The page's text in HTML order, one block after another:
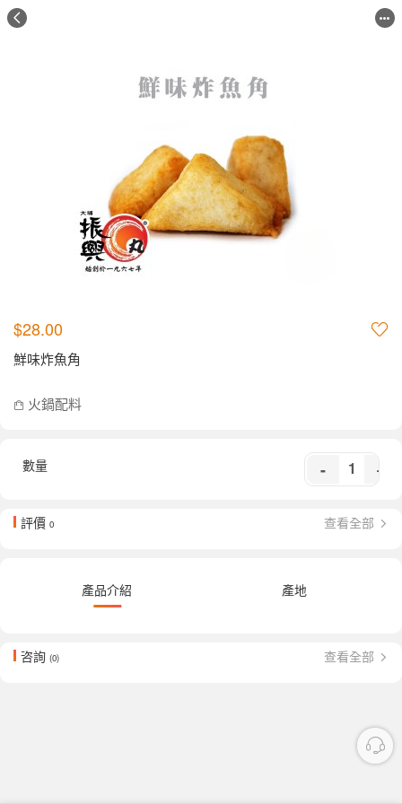
$28.00
鮮味炸魚角
火鍋配料
數量 - +
評價 0 查看全部
產品介紹 產地
咨詢 (0) 查看全部